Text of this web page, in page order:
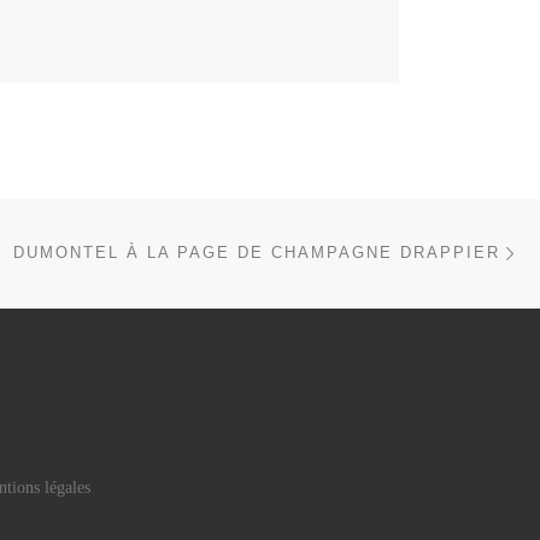
DUMONTEL À LA PAGE DE CHAMPAGNE DRAPPIER
légales